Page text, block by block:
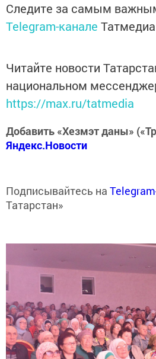
Следите за самым
Telegram-канале Татмедиа
Читайте новости
национальном
https://max.ru/tatmedia
Добавить «Хезмэт даны»
Яндекс.Новости
Подписывайтесь на
Татарстан»